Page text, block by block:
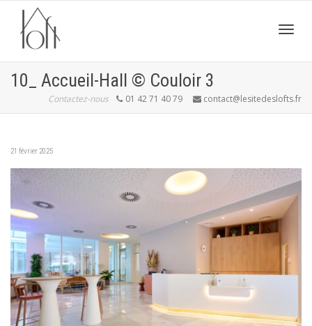
10_ Accueil-Hall © Couloir 3
Contactez-nous 01 42 71 40 79 contact@lesitedeslofts.fr
21 février 2025